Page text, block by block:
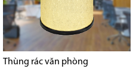
Thùng rác văn phòng